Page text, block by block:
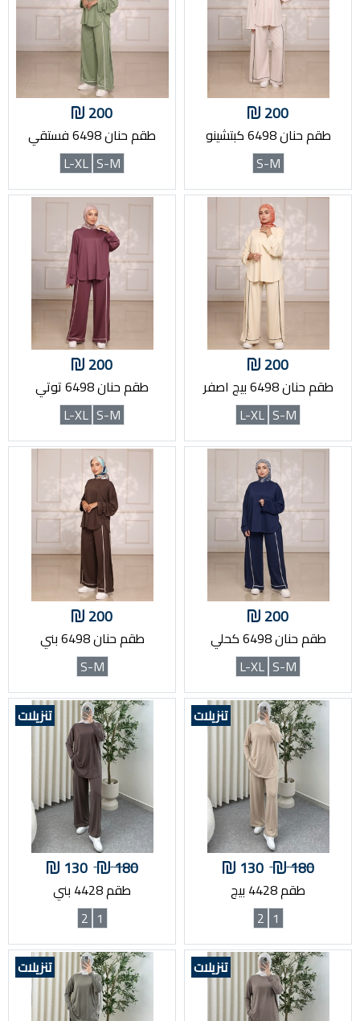
200
طقم حنان 6498 كبتشينو
S-M
200
طقم حنان 6498 فستقي
S-M
L-XL
200
طقم حنان 6498 بيج اصفر
S-M
L-XL
200
طقم حنان 6498 توتي
S-M
L-XL
200
طقم حنان 6498 كحلي
S-M
L-XL
200
طقم حنان 6498 بني
S-M
تنزيلات
180
130
طقم 4428 بيج
1
2
تنزيلات
180
130
طقم 4428 بني
1
2
تنزيلات تنزيلات